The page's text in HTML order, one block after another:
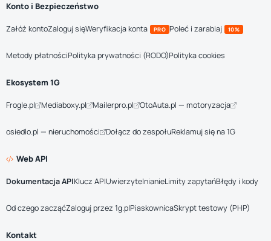
Konto i Bezpieczeństwo
Załóż kontoZaloguj sięWeryfikacja konta PRO Poleć i zarabiaj 10%
Metody płatnościPolityka prywatności (RODO)Polityka cookies
Ekosystem 1G
Frogle.pl Mediaboxy.pl Mailerpro.pl OtoAuta.pl — motoryzacja
osiedlo.pl — nieruchomości Dołącz do zespołuReklamuj się na 1G
Web API
Dokumentacja APIKlucz APIUwierzytelnianieLimity zapytańBłędy i kody
Od czego zacząćZaloguj przez 1g.plPiaskownicaSkrypt testowy (PHP)
Kontakt